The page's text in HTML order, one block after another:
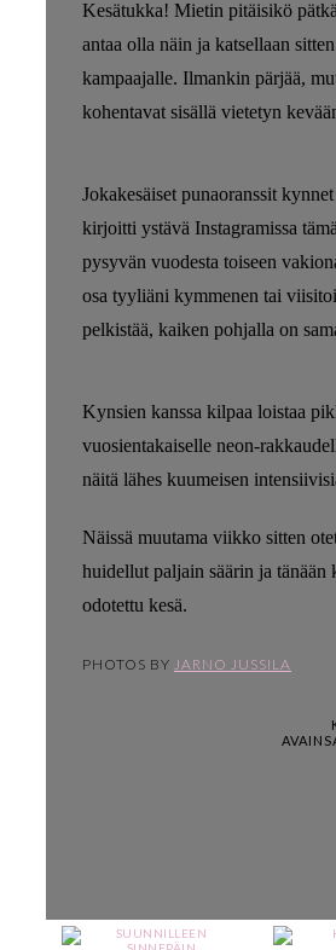
Kesätukka! Mietin pitäisikö
antaa olla näin ja katsellaan
kampaajalle. Ilmankin pärjää,
kohentavat sisällä vietetyn
Jokakesäiset punaoranssit
kirjoitti ystävä Instagramissa
pysyvän vuodesta toiseen
osa tyyliäni kymmenen tai
pelkistää, kaiken pohjalla on
Kynsien kanssa kilpaa loistaa
vuosientakaiselle neon-
näitä lähes kuumeisen
Näissä muutama viikko sitten
huidellut paljain säärin ja tänään
odotettu kesä.
PHOTOS BY JARNO JUSSILA